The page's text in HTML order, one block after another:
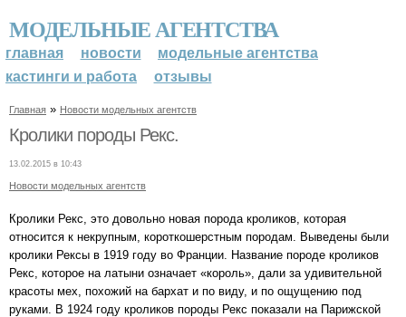
МОДЕЛЬНЫЕ АГЕНТСТВА
главная новости
модельные агентства
кастинги и работа
отзывы
Главная » Новости модельных агентств
Кролики породы Рекс.
13.02.2015 в 10:43
Новости модельных агентств
Кролики Рекс, это довольно новая порода кроликов, которая
относится к некрупным, короткошерстным породам. Выведены были
кролики Рексы в 1919 году во Франции. Название породе кроликов
Рекс, которое на латыни означает «король», дали за удивительной
красоты мех, похожий на бархат и по виду, и по ощущению под
руками. В 1924 году кроликов породы Рекс показали на Парижской